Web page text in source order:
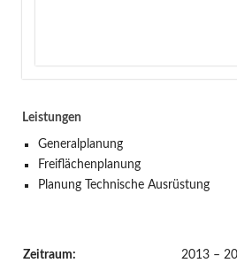
Leistungen
Generalplanung
Freiflächenplanung
Planung Technische Ausrüstung
Zeitraum:
2013 –